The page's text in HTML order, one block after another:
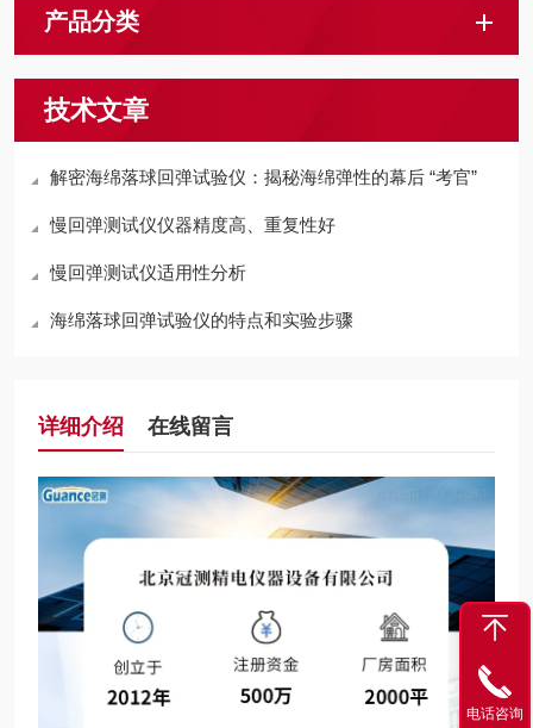
产品分类
技术文章
解密海绵落球回弹试验仪：揭秘海绵弹性的幕后 “考官”
慢回弹测试仪仪器精度高、重复性好
慢回弹测试仪适用性分析
海绵落球回弹试验仪的特点和实验步骤
详细介绍 在线留言
电话咨询